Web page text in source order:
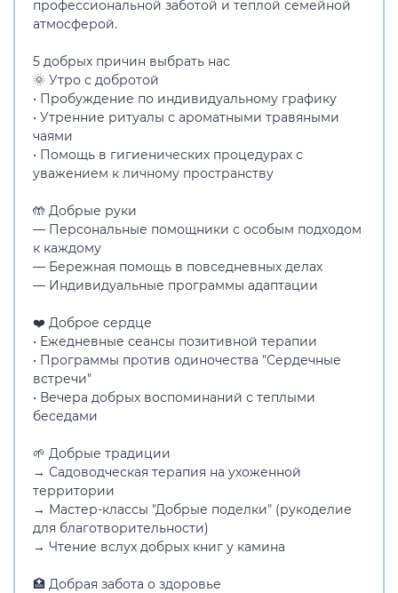
профессиональной заботой и теплой семейной
атмосферой.
5 добрых причин выбрать нас
🌞 Утро с добротой
• Пробуждение по индивидуальному графику
• Утренние ритуалы с ароматными травяными
чаями
• Помощь в гигиенических процедурах с
уважением к личному пространству
🤲 Добрые руки
— Персональные помощники с особым подходом
к каждому
— Бережная помощь в повседневных делах
— Индивидуальные программы адаптации
❤️ Доброе сердце
• Ежедневные сеансы позитивной терапии
• Программы против одиночества "Сердечные
встречи"
• Вечера добрых воспоминаний с теплыми
беседами
🌱 Добрые традиции
→ Садоводческая терапия на ухоженной
территории
→ Мастер-классы "Добрые поделки" (рукоделие
для благотворительности)
→ Чтение вслух добрых книг у камина
🏥 Добрая забота о здоровье